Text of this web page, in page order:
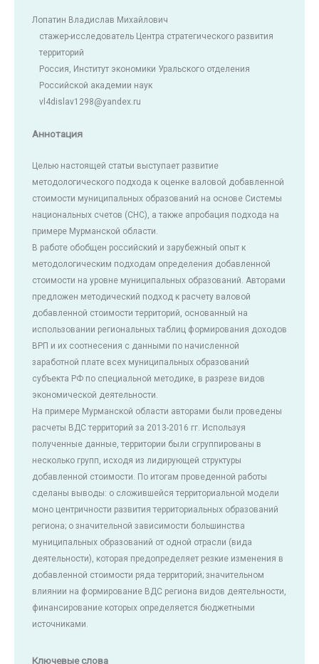
Лопатин Владислав Михайлович
стажер-исследователь Центра стратегического развития
территорий
Россия, Институт экономики Уральского отделения
Российской академии наук
vl4dislav1298@yandex.ru
Аннотация
Целью настоящей статьи выступает развитие
методологического подхода к оценке валовой добавленной
стоимости муниципальных образований на основе Системы
национальных счетов (СНС), а также апробация подхода на
примере Мурманской области.
В работе обобщен российский и зарубежный опыт к
методологическим подходам определения добавленной
стоимости на уровне муниципальных образований. Авторами
предложен методический подход к расчету валовой
добавленной стоимости территорий, основанный на
использовании региональных таблиц формирования доходов
ВРП и их соотнесения с данными по начисленной
заработной плате всех муниципальных образований
субъекта РФ по специальной методике, в разрезе видов
экономической деятельности.
На примере Мурманской области авторами были проведены
расчеты ВДС территорий за 2013-2016 гг. Используя
полученные данные, территории были сгруппированы в
несколько групп, исходя из лидирующей структуры
добавленной стоимости. По итогам проведенной работы
сделаны выводы: о сложившейся территориальной модели
моно центричности развития территориальных образований
региона; о значительной зависимости большинства
муниципальных образований от одной отрасли (вида
деятельности), которая предопределяет резкие изменения в
добавленной стоимости ряда территорий; значительном
влиянии на формирование ВДС региона видов деятельности,
финансирование которых определяется бюджетными
источниками.
Ключевые слова